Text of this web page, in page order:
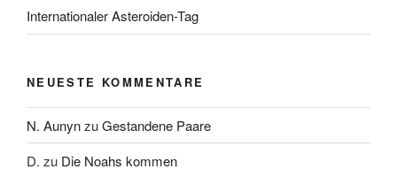
Internationaler Asteroiden-Tag
NEUESTE KOMMENTARE
N. AunynzuGestandene Paare
D. zu Die Noahs kommen